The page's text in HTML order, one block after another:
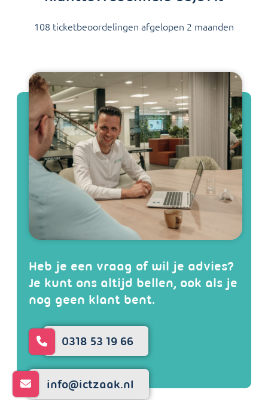
108 ticketbeoordelingen afgelopen 2 maanden
Heb je een vraag of wil je advies?
Je kunt ons altijd bellen, ook als je
nog geen klant bent.
0318 53 19 66
info@ictzaak.nl